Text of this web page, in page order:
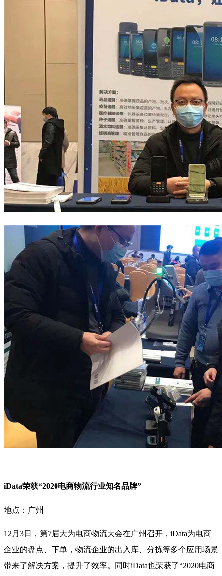
iData荣获“2020电商物流行业知名品牌”
地点：广州
12月3日，第7届大为电商物流大会在广州召开，iData为电商
企业的盘点、下单，物流企业的出入库、分拣等多个应用场景
带来了解决方案，提升了效率。同时iData也荣获了“2020电商